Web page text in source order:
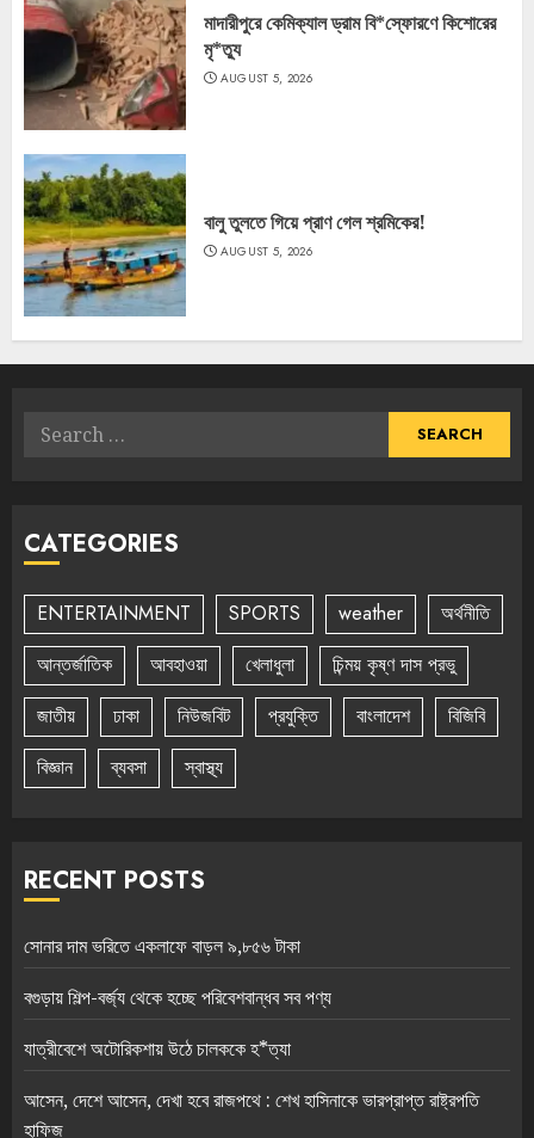
মাদারীপুরে কেমিক্যাল ড্রাম বি*স্ফোরণে কিশোরের
মৃ*ত্যু
AUGUST 5, 2026
বালু তুলতে গিয়ে প্রাণ গেল শ্রমিকের!
AUGUST 5, 2026
Search
CATEGORIES
ENTERTAINMENT SPORTS weather
অর্থনীতি
আন্তর্জাতিক
আবহাওয়া খেলাধুলা
চিন্ময় কৃষ্ণ দাস প্রভু
জাতীয়
ঢাকা নিউজবিট প্রযুক্তি বাংলাদেশ
বিজিবি
বিজ্ঞান
ব্যবসা স্বাস্থ্য
RECENT POSTS
সোনার দাম ভরিতে একলাফে বাড়ল ৯,৮৫৬ টাকা
বগুড়ায় শিল্প-বর্জ্য থেকে হচ্ছে পরিবেশবান্ধব সব পণ্য
যাত্রীবেশে অটোরিকশায় উঠে চালককে হ*ত্যা
আসেন, দেশে আসেন, দেখা হবে রাজপথে : শেখ হাসিনাকে ভারপ্রাপ্ত রাষ্ট্রপতি
হাফিজ